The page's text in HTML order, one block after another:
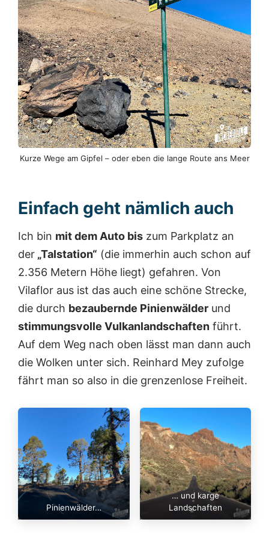
Kurze Wege am Gipfel – oder eben die lange Route ans Meer
Einfach geht nämlich auch
Ich bin mit dem Auto bis zum Parkplatz an
der „Talstation“ (die immerhin auch schon auf
2.356 Metern Höhe liegt) gefahren. Von
Vilaflor aus ist das auch eine schöne Strecke,
die durch bezaubernde Pinienwälder und
stimmungsvolle Vulkanlandschaften führt.
Auf dem Weg nach oben lässt man dann auch
die Wolken unter sich. Reinhard Mey zufolge
fährt man so also in die grenzenlose Freiheit.
Pinienwälder…
… und karge
Landschaften